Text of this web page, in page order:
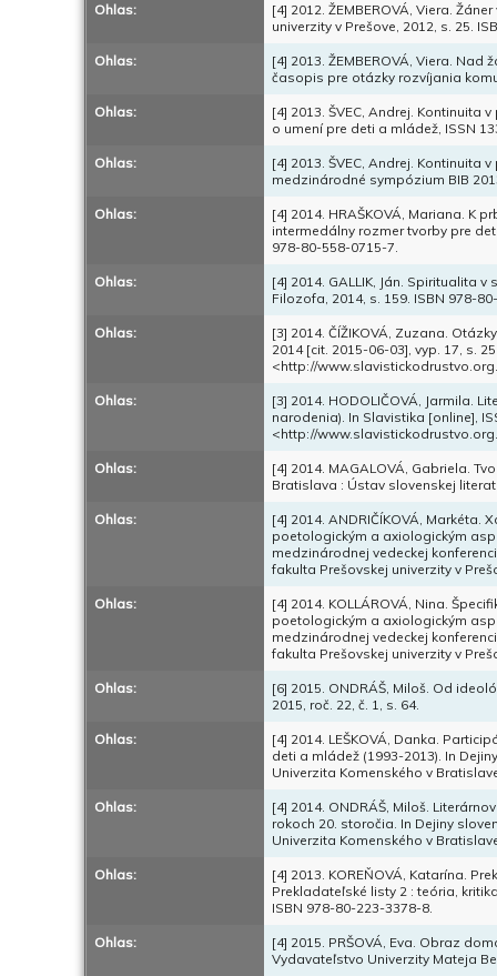
Ohlas:
[4] 2012. ŽEMBEROVÁ, Viera.
univerzity v Prešove, 2012, s. 25.
Ohlas:
[4] 2013. ŽEMBEROVÁ, Viera.
časopis pre otázky rozvíjania
Ohlas:
[4] 2013. ŠVEC, Andrej. Kontinuita
o umení pre deti a mládež, ISSN
Ohlas:
[4] 2013. ŠVEC, Andrej.
medzinárodné sympózium BIB
Ohlas:
[4] 2014. HRAŠKOVÁ, Mariana. K
intermedálny rozmer tvorby pre
978-80-558-0715-7.
Ohlas:
[4] 2014. GALLIK, Ján. Spiritualita
Filozofa, 2014, s. 159. ISBN 978-
Ohlas:
[3] 2014. ČÍŽIKOVÁ, Zuzana.
2014 [cit. 2015-06-03], vyp. 17, s.
<http://
Ohlas:
[3] 2014. HODOLIČOVÁ, Jarmila.
narodenia). In Slavistika [online],
<http://
Ohlas:
[4] 2014. MAGALOVÁ, Gabriela.
Bratislava : Ústav slovenskej
Ohlas:
[4] 2014. ANDRIČÍKOVÁ,
poetologickým a axiologickým
medzinárodnej vedeckej
fakulta Prešovskej univerzity v
Ohlas:
[4] 2014. KOLLÁROVÁ, Nina.
poetologickým a axiologickým
medzinárodnej vedeckej
fakulta Prešovskej univerzity v
Ohlas:
[6] 2015. ONDRÁŠ, Miloš. Od
2015, roč. 22, č. 1, s. 64.
Ohlas:
[4] 2014. LEŠKOVÁ, Danka.
deti a mládež (1993-2013). In
Univerzita Komenského v
Ohlas:
[4] 2014. ONDRÁŠ, Miloš.
rokoch 20. storočia. In Dejiny
Univerzita Komenského v
Ohlas:
[4] 2013. KOREŇOVÁ, Katarína.
Prekladateľské listy 2 : teória,
ISBN 978-80-223-3378-8.
Ohlas:
[4] 2015. PRŠOVÁ, Eva. Obraz
Vydavateľstvo Univerzity Mateja